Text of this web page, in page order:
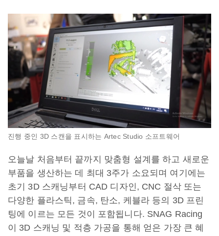
진행 중인 3D 스캔을 표시하는 Artec Studio 소프트웨어
오늘날 처음부터 끝까지 맞춤형 설계를 하고 새로운
부품을 생산하는 데 최대 3주가 소요되며 여기에는
초기 3D 스캐닝부터 CAD 디자인, CNC 절삭 또는
다양한 플라스틱, 금속, 탄소, 케블라 등의 3D 프린
팅에 이르는 모든 것이 포함됩니다. SNAG Racing
이 3D 스캐닝 및 적층 가공을 통해 얻은 가장 큰 혜